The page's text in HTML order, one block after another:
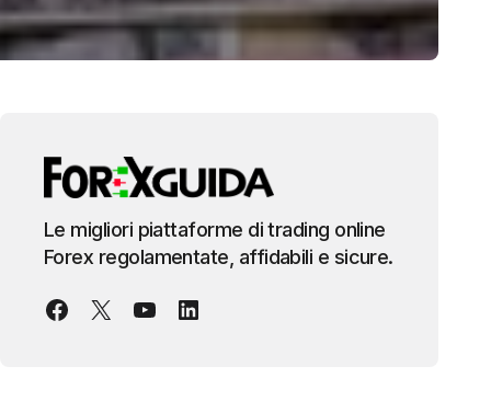
Le migliori piattaforme di trading online
Forex regolamentate, affidabili e sicure.